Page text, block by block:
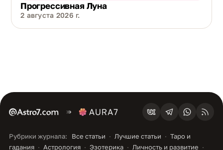
Прогрессивная Луна
2 августа 2026 г.
Рубрики журнала: Все статьи Лучшие статьи
Таро и
гадания
Астрология Эзотерика
Личность и развитие